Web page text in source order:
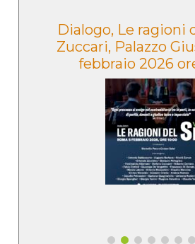
Dialogo, Le ragioni
Zuccari, Palazzo
febbraio 2026